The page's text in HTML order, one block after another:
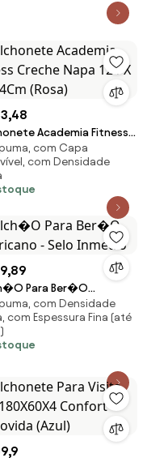
Academia Fitness
Napa 120 X 60 X 4Cm
com Capa
com Densidade
Para Ber�O
- Selo Inmetro
com Densidade
com Espessura Fina (até